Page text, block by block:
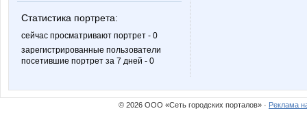
Статистика портрета:
сейчас просматривают портрет - 0
зарегистрированные пользователи
посетившие портрет за 7 дней - 0
© 2026 ООО «Сеть городских порталов» · Реклама